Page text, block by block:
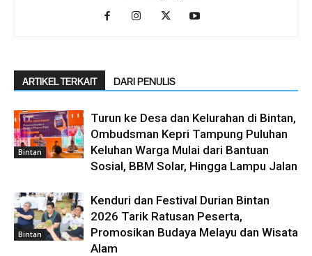
ARTIKEL TERKAIT DARI PENULIS
Bintan
Turun ke Desa dan Kelurahan di Bintan,
Ombudsman Kepri Tampung Puluhan
Keluhan Warga Mulai dari Bantuan
Sosial, BBM Solar, Hingga Lampu Jalan
Bintan
Kenduri dan Festival Durian Bintan
2026 Tarik Ratusan Peserta,
Promosikan Budaya Melayu dan Wisata
Alam